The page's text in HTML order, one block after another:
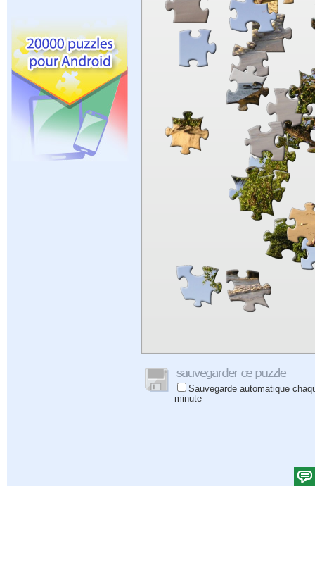
Sauvegarde automatique
minute